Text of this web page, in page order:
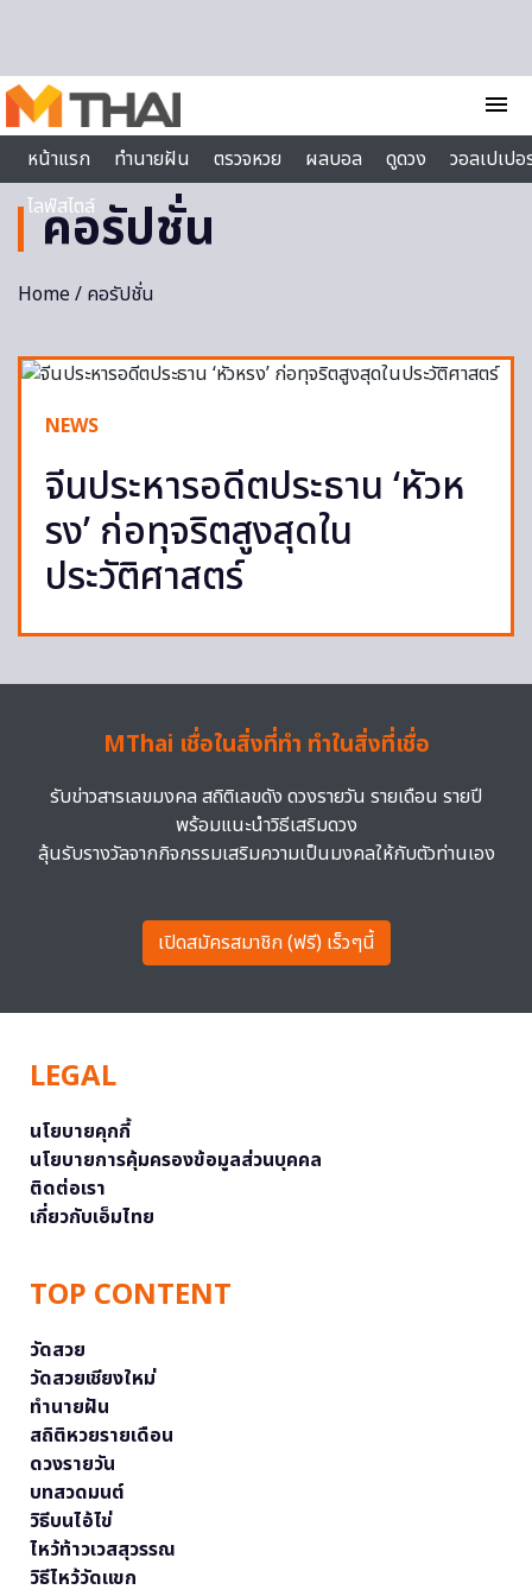
menu
หน้าแรก
ทำนายฝัน ตรวจหวย ผลบอล ดูดวง
วอลเปเป
ไลฟ์สไตล์
คอรัปชั่น
Home/ คอรัปชั่น
NEWS
จีนประหารอดีตประธาน ‘หัวห
รง’ ก่อทุจริตสูงสุดใน
ประวัติศาสตร์
MThai เชื่อในสิ่งที่ทำ ทำในสิ่งที่เชื่อ
รับข่าวสารเลขมงคล สถิติเลขดัง ดวงรายวัน รายเดือน รายปี
พร้อมแนะนำวิธีเสริมดวง
ลุ้นรับรางวัลจากกิจกรรมเสริมความเป็นมงคลให้กับตัวท่านเอง
เปิดสมัครสมาชิก (ฟรี) เร็วๆนี้
LEGAL
นโยบายคุกกี้
นโยบายการคุ้มครองข้อมูลส่วนบุคคล
ติดต่อเรา
เกี่ยวกับเอ็มไทย
TOP CONTENT
วัดสวย
วัดสวยเชียงใหม่
ทำนายฝัน
สถิติหวยรายเดือน
ดวงรายวัน
บทสวดมนต์
วิธีบนไอ้ไข่
ไหว้ท้าวเวสสุวรรณ
วิธีไหว้วัดแขก